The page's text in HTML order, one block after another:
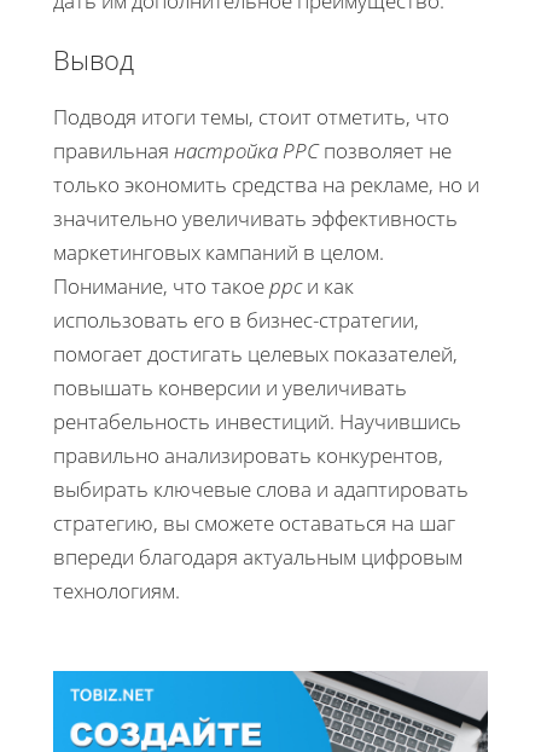
Вывод
Подводя итоги темы, стоит отметить, что
правильная настройка PPCпозволяет не
только экономить средства на рекламе, но и
значительно увеличивать эффективность
маркетинговых кампаний в целом.
Понимание, что такоеppcи как
использовать его в бизнес-стратегии,
помогает достигать целевых показателей,
повышать конверсии и увеличивать
рентабельность инвестиций. Научившись
правильно анализировать конкурентов,
выбирать ключевые слова и адаптировать
стратегию, вы сможете оставаться на шаг
впереди благодаря актуальным цифровым
технологиям.